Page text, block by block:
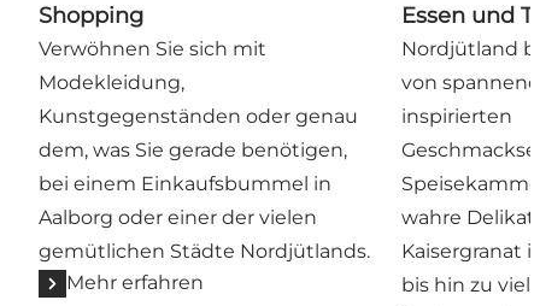
Shopping
Verwöhnen Sie sich mit
Modekleidung,
Kunstgegenständen oder genau
dem, was Sie gerade benötigen,
bei einem Einkaufsbummel in
Aalborg oder einer der vielen
gemütlichen Städte Nordjütlands.
Mehr erfahren
Essen und
Nordjütland
von
inspirierten
wahre
Kaisergranat
bis hin zu